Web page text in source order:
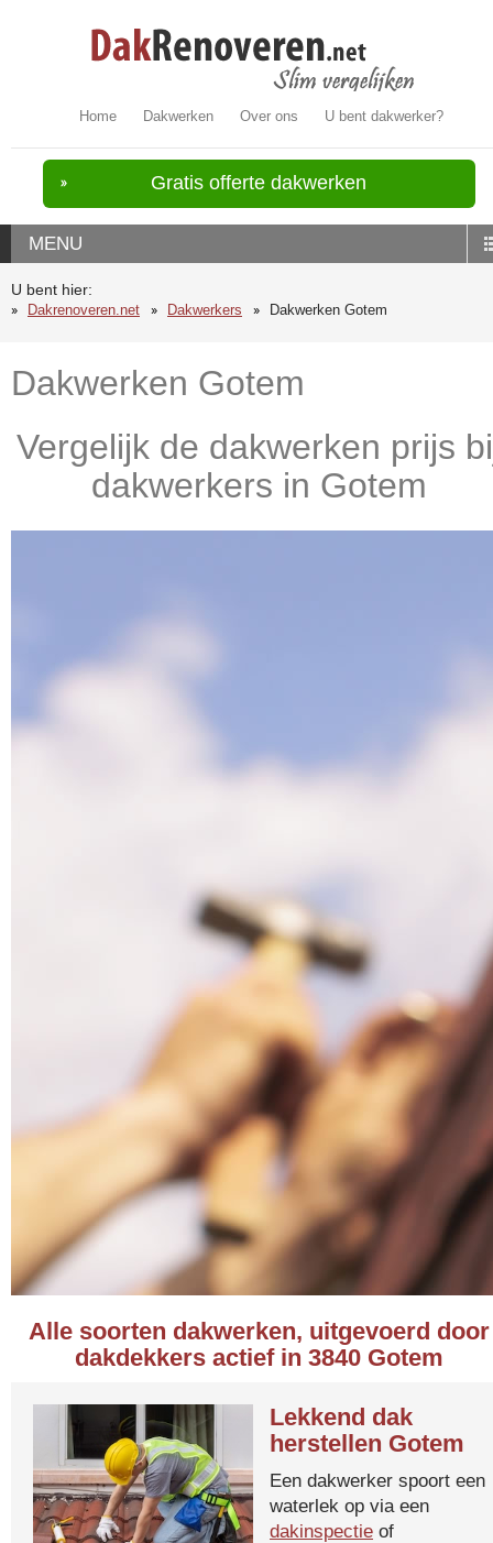
Home Dakwerken Over ons U bent dakwerker?
Gratis offerte dakwerken
MENU
U bent hier:
Dakrenoveren.net
Dakwerkers Dakwerken Gotem
Dakwerken Gotem
Vergelijk de dakwerken prijs
dakwerkers in Gotem
Alle soorten dakwerken, uitgevoerd door
dakdekkers actief in 3840 Gotem
Lekkend dak
herstellen Gotem
Een dakwerker spoort een
waterlek op via een
dakinspectie of